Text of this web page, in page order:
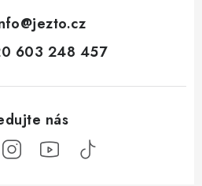
@jezto.cz
603 248 457